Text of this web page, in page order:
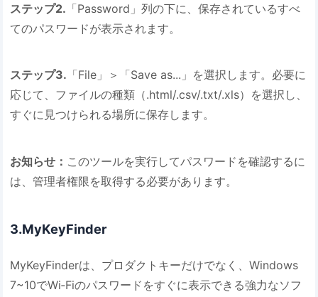
ステップ2. 「Password」列の下に、保存されているすべ
てのパスワードが表示されます。
ステップ3. 「File」＞「Save as...」を選択します。必要に
応じて、ファイルの種類（.html/.csv/.txt/.xls）を選択し、
すぐに見つけられる場所に保存します。
お知らせ： このツールを実行してパスワードを確認するに
は、管理者権限を取得する必要があります。
3.MyKeyFinder
MyKeyFinderは、プロダクトキーだけでなく、Windows
7~10でWi‐Fiのパスワードをすぐに表示できる強力なソフ